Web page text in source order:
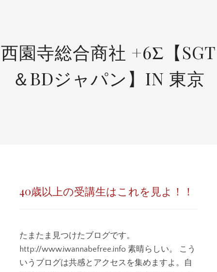
西園寺総合商社 +6Σ【SGT
＆BDジャパン】IN 東京
40歳以上の受講生はこれを見よ！！
たまたま見つけたブログです。
http://www.iwannabefree.info 素晴らしい。 こう
いうブログは共感とアクセスを集めますよ。自